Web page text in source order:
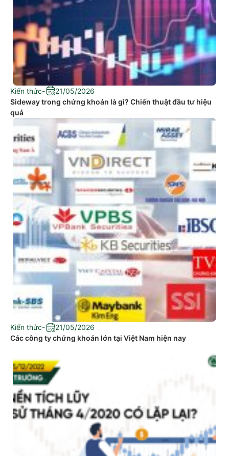
Kiến thức-
21/05/2026
Sideway trong chứng khoán là gì? Chiến thuật đầu tư hiệu
quả
Kiến thức-
21/05/2026
Các công ty chứng khoán lớn tại Việt Nam hiện nay